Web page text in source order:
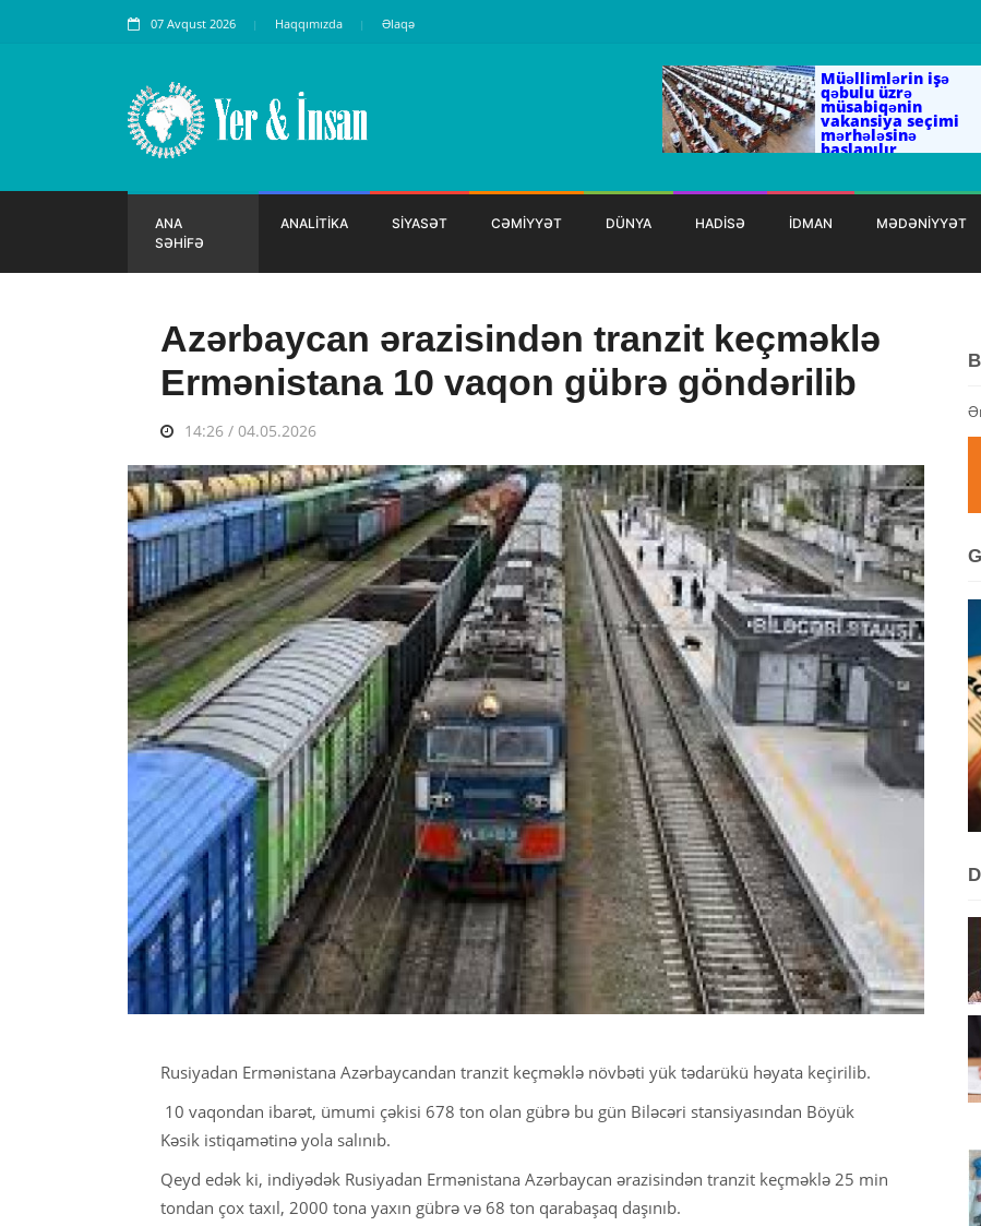
07 Avqust 2026 Haqqımızda Əlaqə
Müəllimlərin işə
qəbulu üzrə
müsabiqənin
vakansiya seçimi
mərhələsinə
başlanılır
ANA
SƏHİFƏ
ANALİTİKA SİYASƏT CƏMİYYƏT DÜNYA HADİSƏ İDMAN MƏDƏNİYYƏT
Azərbaycan ərazisindən tranzit keçməklə
Ermənistana 10 vaqon gübrə göndərilib
14:26 / 04.05.2026
Rusiyadan Ermənistana Azərbaycandan tranzit keçməklə növbəti yük tədarükü həyata keçirilib.
10 vaqondan ibarət, ümumi çəkisi 678 ton olan gübrə bu gün Biləcəri stansiyasından Böyük
Kəsik istiqamətinə yola salınıb.
Qeyd edək ki, indiyədək Rusiyadan Ermənistana Azərbaycan ərazisindən tranzit keçməklə 25 min
tondan çox taxıl, 2000 tona yaxın gübrə və 68 ton qarabaşaq daşınıb.